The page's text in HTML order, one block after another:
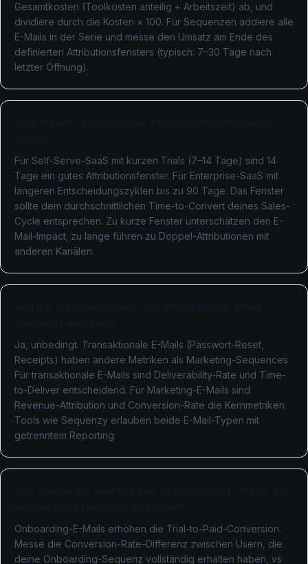
Gesamtkosten (Toolkosten anteilig + Arbeitszeit) ab, und
dividiere durch die Kosten × 100. Für Sequenzen addiere alle
E-Mails in der Serie und messe den Umsatz am Ende des
definierten Attributionsfensters (typisch: 7–30 Tage nach
letzter Öffnung).
Für Self-Serve-SaaS mit kurzen Trials (7–14 Tage) sind 14
Tage ein gutes Attributionsfenster. Für Enterprise-SaaS mit
längeren Entscheidungszyklen bis zu 90 Tage. Das Fenster
sollte dem durchschnittlichen Time-to-Convert deines Sales-
Cycle entsprechen. Zu kurze Fenster unterschätzen den E-
Mail-Impact; zu lange führen zu Doppel-Attributionen mit
anderen Kanälen.
Ja, unbedingt. Transaktionale E-Mails (Passwort-Reset,
Receipts) haben andere Metriken als Marketing-Sequences.
Für transaktionale E-Mails sind Deliverability-Rate und Time-
to-Deliver entscheidend. Für Marketing-E-Mails sind
Revenue-Attribution und Conversion-Rate die Kernmetriken.
Tools wie Sequenzy erlauben beide E-Mail-Typen mit
getrenntem Reporting.
Onboarding-E-Mails erhöhen die Trial-to-Paid-Conversion.
Messe die Conversion-Rate-Differenz zwischen Usern, die
deine Onboarding-Sequenz vollständig erhalten haben, vs.